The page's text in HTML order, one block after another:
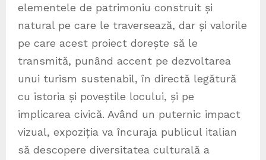
elementele de patrimoniu construit și
natural pe care le traversează, dar și valorile
pe care acest proiect dorește să le
transmită, punând accent pe dezvoltarea
unui turism sustenabil, în directă legătură
cu istoria și poveștile locului, și pe
implicarea civică. Având un puternic impact
vizual, expoziția va încuraja publicul italian
să descopere diversitatea culturală a